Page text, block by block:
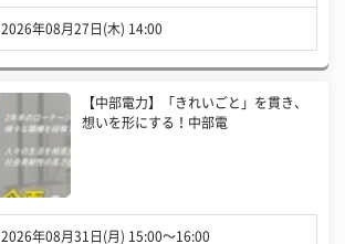
2026年08月27日(木) 14:00
【中部電力】「きれいごと」を貫き、
想いを形にする！中部電
2026年08月31日(月) 15:00〜16:00